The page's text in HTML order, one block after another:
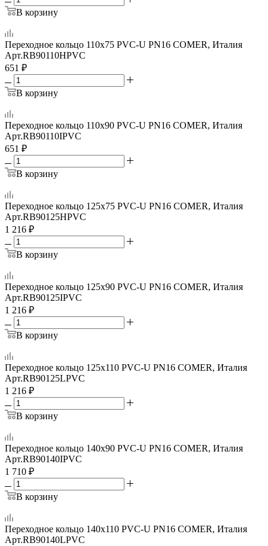
В корзину
Переходное кольцо 110x75 PVC-U PN16 COMER, Италия
Арт.RB90110HPVC
651 ₽
В корзину
Переходное кольцо 110x90 PVC-U PN16 COMER, Италия
Арт.RB90110IPVC
651 ₽
В корзину
Переходное кольцо 125x75 PVC-U PN16 COMER, Италия
Арт.RB90125HPVC
1 216 ₽
В корзину
Переходное кольцо 125x90 PVC-U PN16 COMER, Италия
Арт.RB90125IPVC
1 216 ₽
В корзину
Переходное кольцо 125x110 PVC-U PN16 COMER, Италия
Арт.RB90125LPVC
1 216 ₽
В корзину
Переходное кольцо 140x90 PVC-U PN16 COMER, Италия
Арт.RB90140IPVC
1 710 ₽
В корзину
Переходное кольцо 140x110 PVC-U PN16 COMER, Италия
Арт.RB90140LPVC